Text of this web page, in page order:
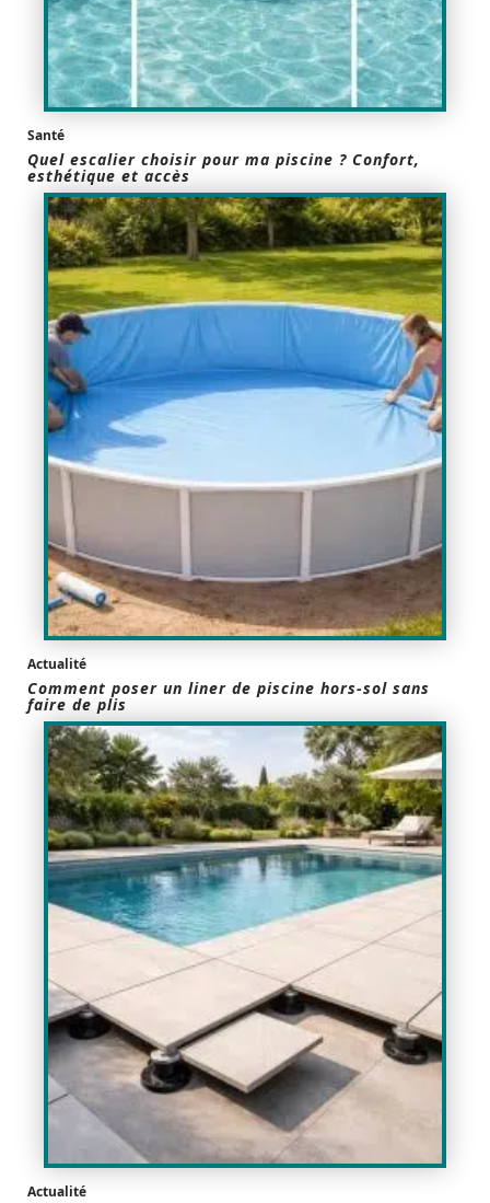
Santé
Quel escalier choisir pour ma piscine ? Confort,
esthétique et accès
Actualité
Comment poser un liner de piscine hors-sol sans
faire de plis
Actualité